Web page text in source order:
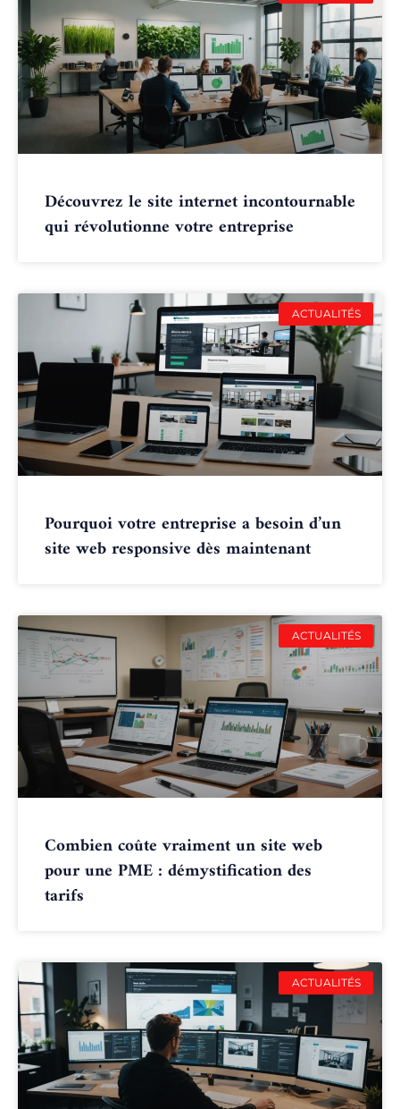
Découvrez le site internet incontournable
qui révolutionne votre entreprise
ACTUALITÉS
Pourquoi votre entreprise a besoin d’un
site web responsive dès maintenant
ACTUALITÉS
Combien coûte vraiment un site web
pour une PME : démystification des
tarifs
ACTUALITÉS